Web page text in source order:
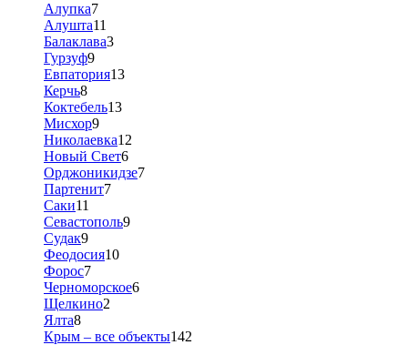
Алупка7
Алушта11
Балаклава3
Гурзуф9
Евпатория13
Керчь8
Коктебель13
Мисхор9
Николаевка12
Новый Свет6
Орджоникидзе7
Партенит7
Саки11
Севастополь9
Судак9
Феодосия10
Форос7
Черноморское6
Щелкино2
Ялта8
Крым – все объекты142